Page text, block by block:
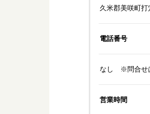
久米郡美咲町打
電話番号
なし ※問合せ
営業時間